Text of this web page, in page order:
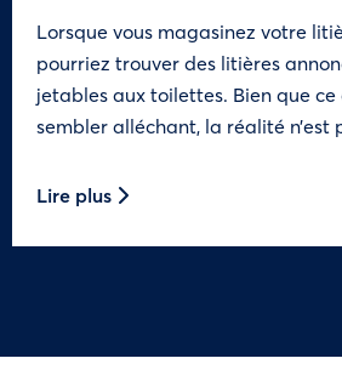
Lorsque vous magasinez votre
pourriez trouver des litières
jetables aux toilettes. Bien que ce
sembler alléchant, la réalité n’est
Lire plus